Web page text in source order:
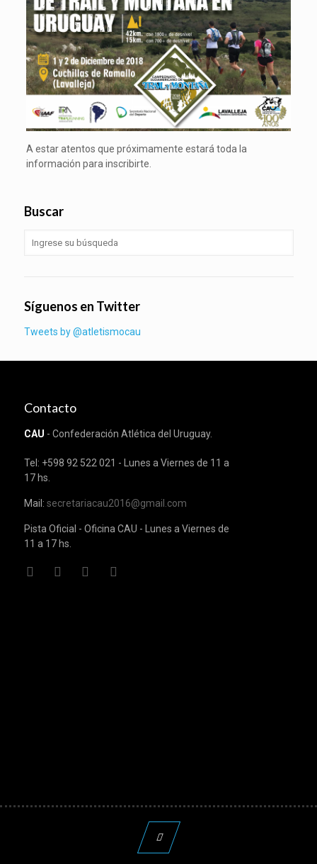
A estar atentos que próximamente estará toda la
información para inscribirte.
Buscar
Síguenos en Twitter
Tweets by @atletismocau
Contacto
CAU - Confederación Atlética del Uruguay.
Tel: +598 92 522 021 - Lunes a Viernes de 11 a
17 hs.
Mail: secretariacau2016@gmail.com
Pista Oficial - Oficina CAU - Lunes a Viernes de
11 a 17 hs.